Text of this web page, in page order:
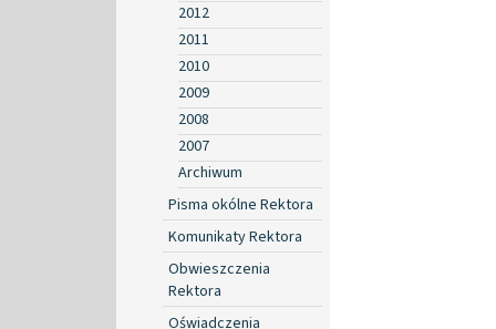
2012
2011
2010
2009
2008
2007
Archiwum
Pisma okólne Rektora
Komunikaty Rektora
Obwieszczenia
Rektora
Oświadczenia